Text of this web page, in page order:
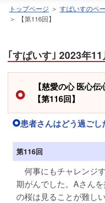
トップページ ＞ すぱいすのペ
＞ 【第116回】
｢すぱいす｣ 2023年
【慈愛の心 医心伝
【第116回】
患者さんはどう過ごし
第116回
何事にもチャレンジ
期がんでした。Aさん
の桜は見ることが難し